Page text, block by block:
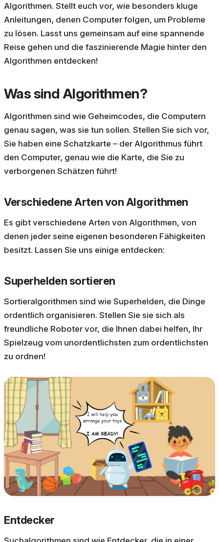
Algorithmen. Stellt euch vor, wie besonders kluge
Anleitungen, denen Computer folgen, um Probleme
zu lösen. Lasst uns gemeinsam auf eine spannende
Reise gehen und die faszinierende Magie hinter den
Algorithmen entdecken!
Was sind Algorithmen?
Algorithmen sind wie Geheimcodes, die Computern
genau sagen, was sie tun sollen. Stellen Sie sich vor,
Sie haben eine Schatzkarte – der Algorithmus führt
den Computer, genau wie die Karte, die Sie zu
verborgenen Schätzen führt!
Verschiedene Arten von Algorithmen
Es gibt verschiedene Arten von Algorithmen, von
denen jeder seine eigenen besonderen Fähigkeiten
besitzt. Lassen Sie uns einige entdecken:
Superhelden sortieren
Sortieralgorithmen sind wie Superhelden, die Dinge
ordentlich organisieren. Stellen Sie sie sich als
freundliche Roboter vor, die Ihnen dabei helfen, Ihr
Spielzeug vom unordentlichsten zum ordentlichsten
zu ordnen!
Entdecker